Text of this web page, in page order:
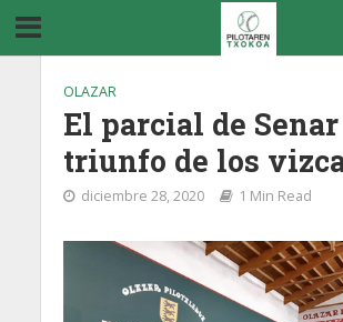
OLAZAR
El parcial de
triunfo de los
diciembre 28, 2020 1 Min Read